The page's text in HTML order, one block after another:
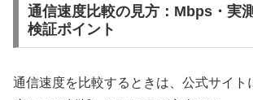
通信速度比較の見方：Mbps・実
検証ポイント
通信速度を比較するときは、公式サイト